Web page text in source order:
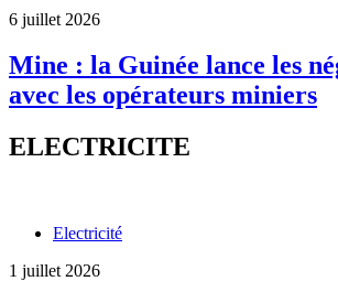
6 juillet 2026
Mine : la Guinée lance les
avec les opérateurs miniers
ELECTRICITE
Electricité
1 juillet 2026